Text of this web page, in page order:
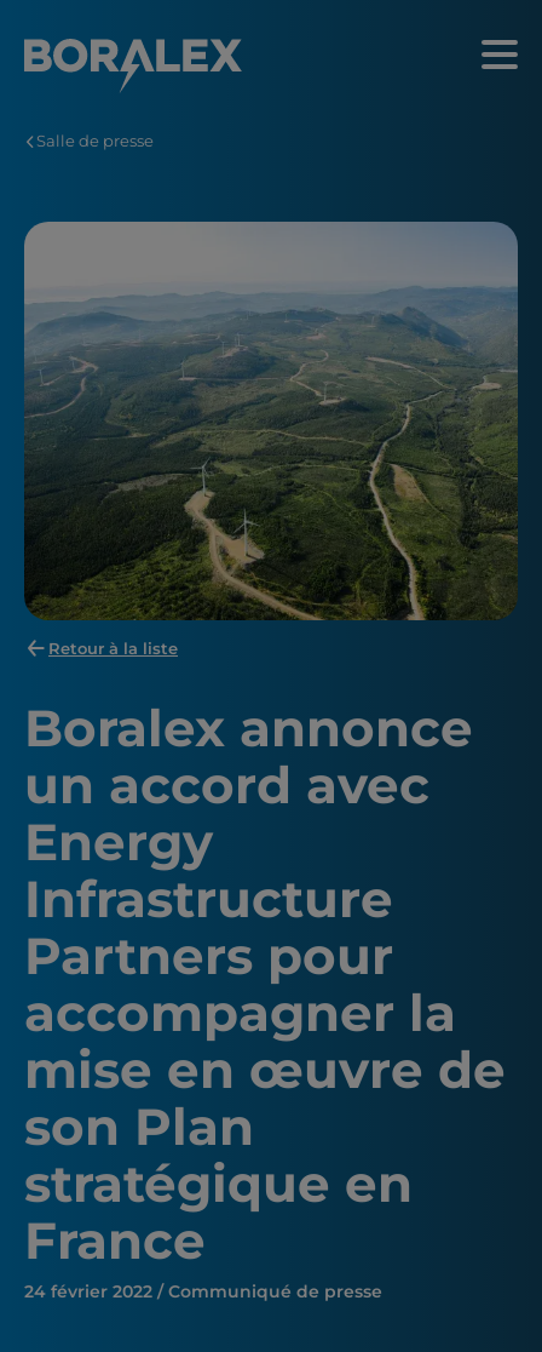
contenu
Menu
Salle de presse
Retour à la liste
Boralex annonce
un accord avec
Energy
Infrastructure
Partners pour
accompagner la
mise en œuvre de
son Plan
stratégique en
France
24 février 2022 / Communiqué de presse